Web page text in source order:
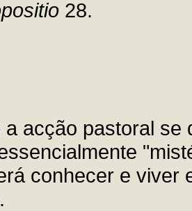
28.
a acção pastoral
conhecer e viver